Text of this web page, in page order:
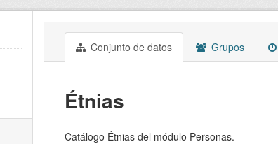
Conjunto de datos Grupos
Étnias
Catálogo Étnias del módulo Personas.